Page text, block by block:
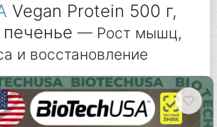
Vegan Protein 500 г,
— Рост мышц,
и восстановление